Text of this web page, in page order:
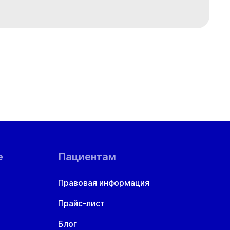
Пациентам
Правовая информация
Прайс-лист
Блог